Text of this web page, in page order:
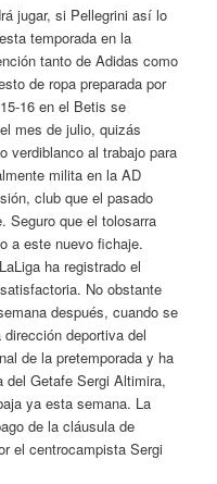
jugar, si Pellegrini así lo
temporada en la
tanto de Adidas como
de ropa preparada por
16 en el Betis se
mes de julio, quizás
verdiblanco al trabajo para
milita en la AD
club que el pasado
Seguro que el tolosarra
a este nuevo fichaje.
ha registrado el
No obstante
después, cuando se
deportiva del
de la pretemporada y ha
Getafe Sergi Altimira,
ya esta semana. La
de la cláusula de
el centrocampista Sergi